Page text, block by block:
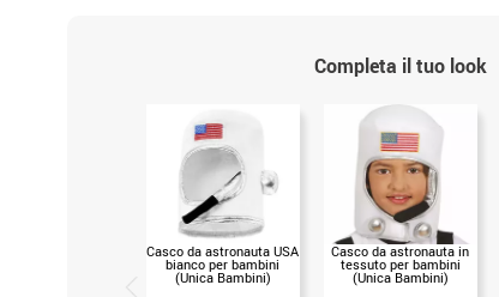
Completa il tuo look
Casco da astronauta USA
bianco per bambini
(Unica Bambini)
Casco da astronauta in
tessuto per bambini
(Unica Bambini)